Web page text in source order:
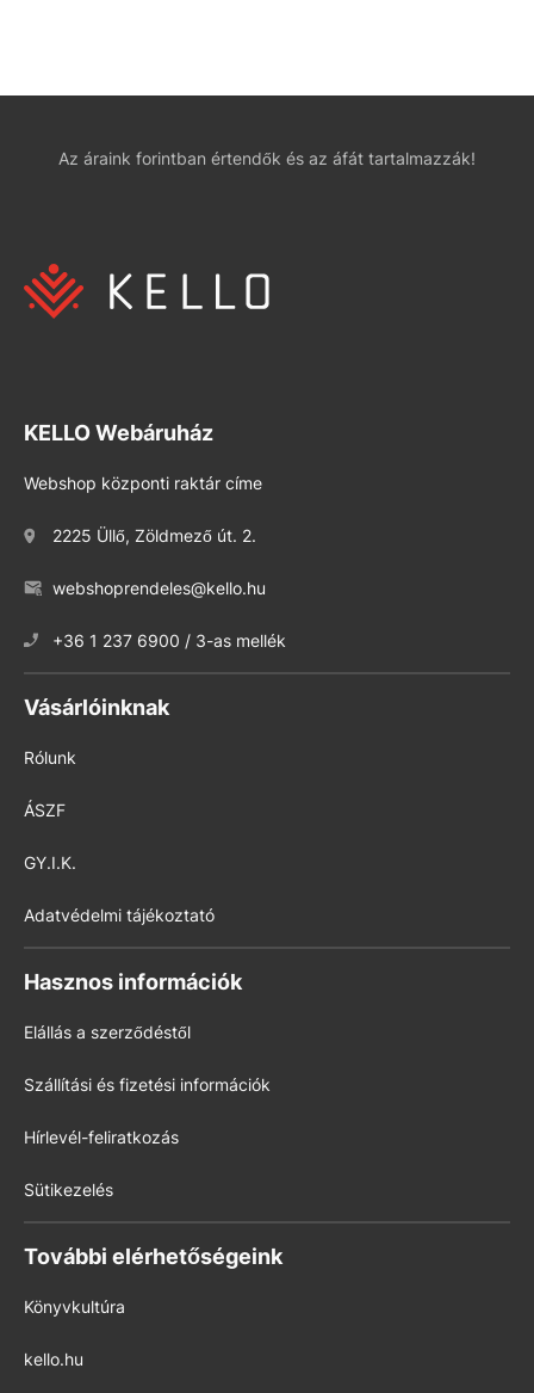
Az áraink forintban értendők és az áfát tartalmazzák!
KELLO Webáruház
Webshop központi raktár címe
2225 Üllő, Zöldmező út. 2.
webshoprendeles@kello.hu
+36 1 237 6900 / 3-as mellék
Vásárlóinknak
Rólunk
ÁSZF
GY.I.K.
Adatvédelmi tájékoztató
Hasznos információk
Elállás a szerződéstől
Szállítási és fizetési információk
Hírlevél-feliratkozás
Sütikezelés
További elérhetőségeink
Könyvkultúra
kello.hu